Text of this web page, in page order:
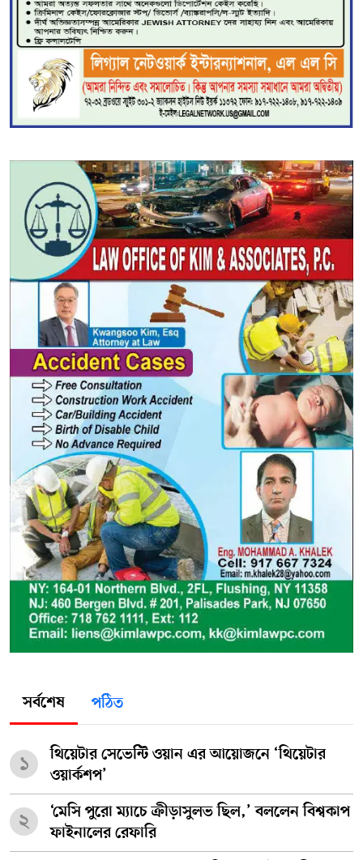
সর্বশেষ পঠিত
১
থিয়েটার সেভেন্টি ওয়ান এর আয়োজনে ‘থিয়েটার
ওয়ার্কশপ’
২
‘মেসি পুরো ম্যাচে ক্রীড়াসুলভ ছিল,’ বললেন বিশ্বকাপ
ফাইনালের রেফারি